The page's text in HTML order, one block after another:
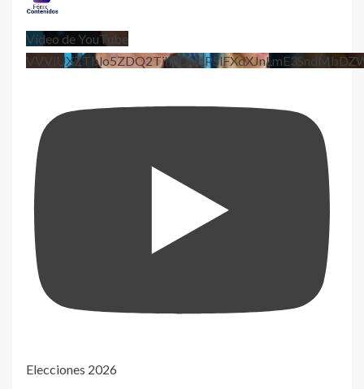
Vídeo de YouTube
Elecciones 2026